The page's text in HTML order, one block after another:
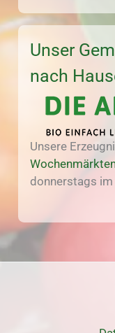
Unser
nach
Unsere
donnerstags im